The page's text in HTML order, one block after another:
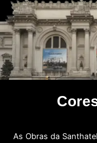
As Obras da